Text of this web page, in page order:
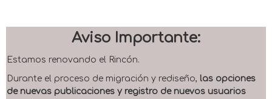
Aviso Importante:
Estamos renovando el Rincón.
Durante el proceso de migración y rediseño, las opciones
de nuevas publicaciones y registro de nuevos usuarios